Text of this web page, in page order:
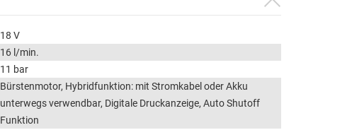
18 V
16 l/min.
11 bar
Bürstenmotor, Hybridfunktion: mit Stromkabel oder Akku
unterwegs verwendbar, Digitale Druckanzeige, Auto Shutoff
Funktion